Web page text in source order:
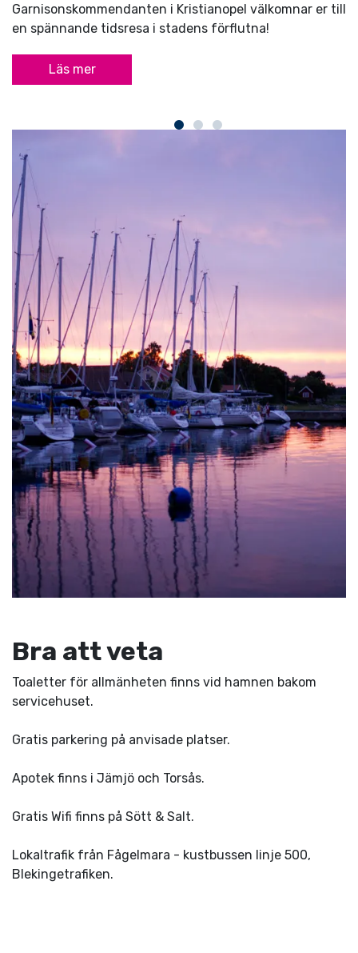
Garnisonskommendanten i Kristianopel välkomnar er till
en spännande tidsresa i stadens förflutna!
Läs mer
Bra att veta
Toaletter för allmänheten finns vid hamnen bakom
servicehuset.
Gratis parkering på anvisade platser.
Apotek finns i Jämjö och Torsås.
Gratis Wifi finns på Sött & Salt.
Lokaltrafik från Fågelmara - kustbussen linje 500,
Blekingetrafiken.